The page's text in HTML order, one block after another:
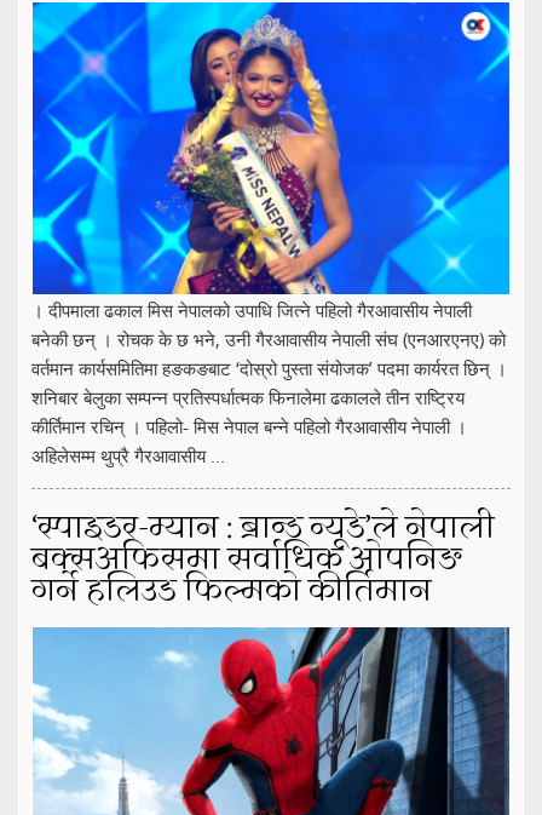
। दीपमाला ढकाल मिस नेपालको उपाधि जित्ने पहिलो गैरआवासीय नेपाली
बनेकी छन् । रोचक के छ भने, उनी गैरआवासीय नेपाली संघ (एनआरएनए) को
वर्तमान कार्यसमितिमा हङकङबाट ‘दोस्रो पुस्ता संयोजक’ पदमा कार्यरत छिन् ।
शनिबार बेलुका सम्पन्न प्रतिस्पर्धात्मक फिनालेमा ढकालले तीन राष्ट्रिय
कीर्तिमान रचिन् । पहिलो- मिस नेपाल बन्ने पहिलो गैरआवासीय नेपाली ।
अहिलेसम्म थुप्रै गैरआवासीय ...
‘स्पाइडर-म्यान : ब्रान्ड न्यूडे’ले नेपाली
बक्सअफिसमा सर्वाधिक ओपनिङ
गर्ने हलिउड फिल्मको कीर्तिमान